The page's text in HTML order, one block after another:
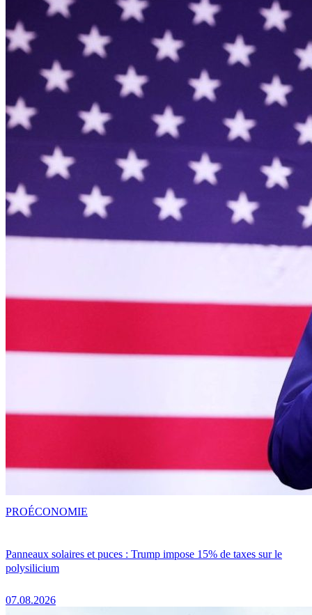
Panneaux solaires et puces : Trump impose 15% de taxes sur le
polysilicium
07.08.2026
PROÉCONOMIE